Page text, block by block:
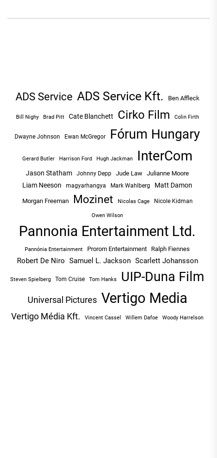
ADS Service ADS Service Kft. Ben Affleck
Bill Nighy Brad Pitt Cate Blanchett Cirko Film Colin Firth
Dwayne Johnson Ewan McGregor Fórum Hungary
Gerard Butler Harrison Ford Hugh Jackman InterCom
Jason Statham Johnny Depp Jude Law Julianne Moore
Liam Neeson magyarhangya Mark Wahlberg Matt Damon
Morgan Freeman Mozinet Nicolas Cage Nicole Kidman
Owen Wilson
Pannonia Entertainment Ltd.
Pannónia Entertainment Prorom Entertainment Ralph Fiennes
Robert De Niro Samuel L. Jackson Scarlett Johansson
Steven Spielberg Tom Cruise Tom Hanks UIP-Duna Film
Universal Pictures Vertigo Media
Vertigo Média Kft. Vincent Cassel Willem Dafoe Woody Harrelson